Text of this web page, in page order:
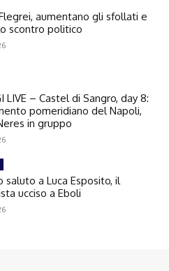
aumentano gli sfollati e
scontro politico
LIVE – Castel di Sangro, day 8:
pomeridiano del Napoli,
in gruppo
saluto a Luca Esposito, il
ucciso a Eboli